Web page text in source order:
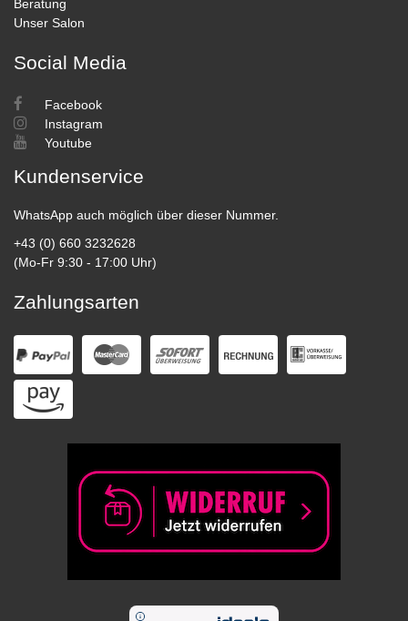
Beratung
Unser Salon
Social Media
Facebook
Instagram
Youtube
Kundenservice
WhatsApp auch möglich über dieser Nummer.
+43 (0) 660 3232628
(Mo-Fr 9:30 - 17:00 Uhr)
Zahlungsarten